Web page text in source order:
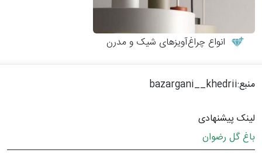
انواع چراغ‌آویزهای شیک و مدرن
منبع:bazargani__khedrii
لینک پیشنهادی
باغ گل رضوان